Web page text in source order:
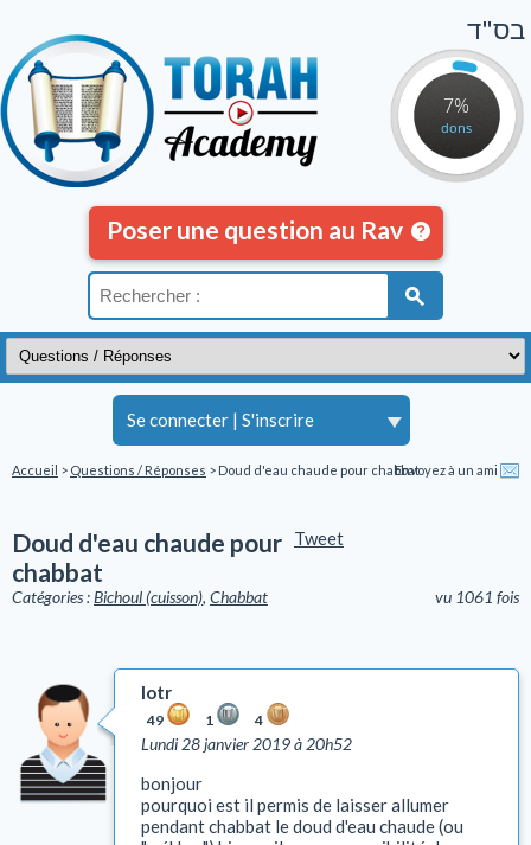
7%
dons
Se connecter | S'inscrire
בס"ד
Poser une question au Rav
Accueil > Questions / Réponses > Doud d'eau chaude pour chabbatEnvoyez à un ami
Tweet
Doud d'eau chaude pour
chabbat
vu 1061 fois
Catégories :Bichoul (cuisson), Chabbat
lotr
49 1 4
Lundi 28 janvier 2019 à 20h52
bonjour
pourquoi est il permis de laisser allumer
pendant chabbat le doud d'eau chaude (ou